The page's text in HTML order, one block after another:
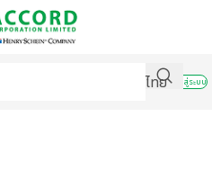
ไทย
เข้าสู่ระบบ